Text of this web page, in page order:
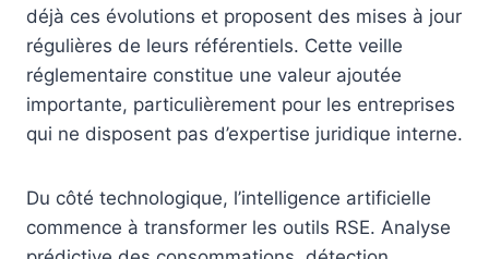
déjà ces évolutions et proposent des mises à jour
régulières de leurs référentiels. Cette veille
réglementaire constitue une valeur ajoutée
importante, particulièrement pour les entreprises
qui ne disposent pas d’expertise juridique interne.
Du côté technologique, l’intelligence artificielle
commence à transformer les outils RSE. Analyse